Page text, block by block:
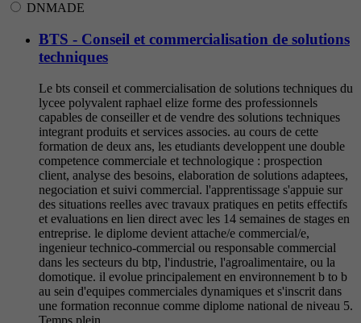
DNMADE
BTS - Conseil et commercialisation de solutions
techniques
Le bts conseil et commercialisation de solutions techniques du
lycee polyvalent raphael elize forme des professionnels
capables de conseiller et de vendre des solutions techniques
integrant produits et services associes. au cours de cette
formation de deux ans, les etudiants developpent une double
competence commerciale et technologique : prospection
client, analyse des besoins, elaboration de solutions adaptees,
negociation et suivi commercial. l'apprentissage s'appuie sur
des situations reelles avec travaux pratiques en petits effectifs
et evaluations en lien direct avec les 14 semaines de stages en
entreprise. le diplome devient attache/e commercial/e,
ingenieur technico-commercial ou responsable commercial
dans les secteurs du btp, l'industrie, l'agroalimentaire, ou la
domotique. il evolue principalement en environnement b to b
au sein d'equipes commerciales dynamiques et s'inscrit dans
une formation reconnue comme diplome national de niveau 5.
Temps plein